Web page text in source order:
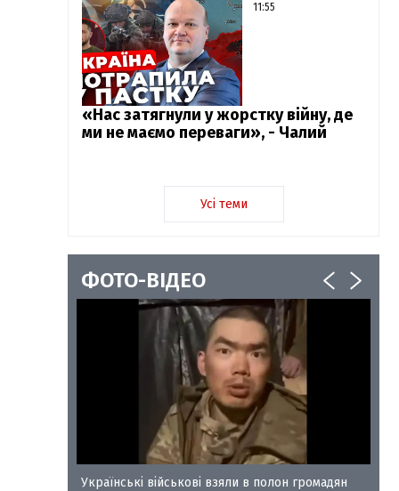
11:55
«Нас затягнули у жорстку війну, де
ми не маємо переваги», - Чалий
Усі теми
ФОТО-ВІДЕО
Українські військові взяли в полон громадян